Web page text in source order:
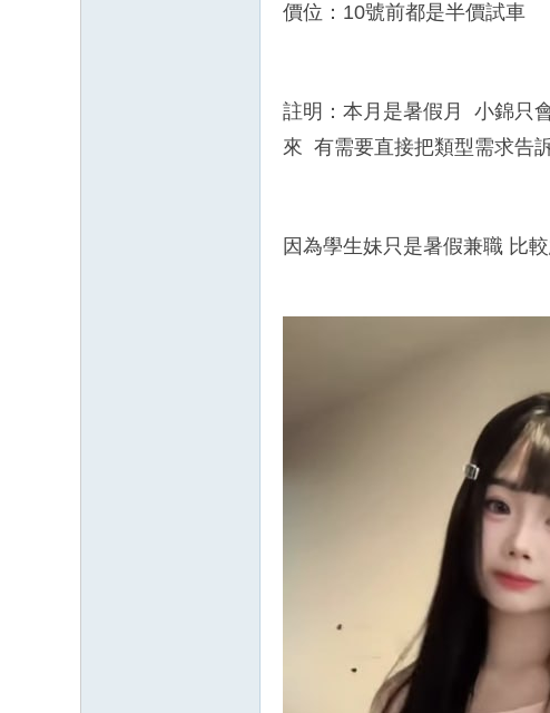
價位：10號前都是半價試車
註明：本月是暑假月 小錦只
來 有需要直接把類型需求告
因為學生妹只是暑假兼職 比